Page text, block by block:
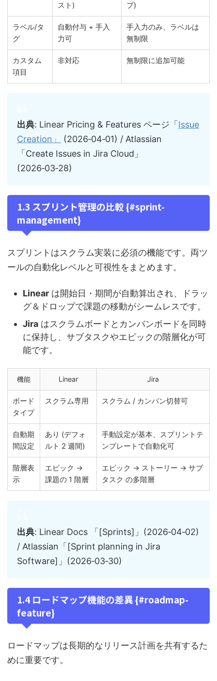
スト)
プ)
ラベル/タ
グ
自動付与 + 手入
力可
手入力のみ、ラベルは
無制限
カスタム
項目
非対応 無制限に追加可能
出典: Linear Pricing & Features ページ「 Issue
Creation」
(2026‑04‑01) / Atlassian
「Create Issues in Jira Cloud」
(2026‑03‑28)
1.3 スプリント管理の比較 {#sprint-
management}
スプリントはスクラム実装に必須の機能です。両ツ
ールの自動化レベルと可視性をまとめます。
Linear は開始日・期間が自動算出され、ドラッ
グ＆ドロップで課題の移動がシームレスです。
Jira はスクラムボードとカンバンボードを同時
に保持し、サブタスクやエピックの階層化が可
能です。
機能 Linear Jira
ボード
タイプ
スクラム専用 スクラム / カンバン切替可
自動期
間設定
あり (デフォ
ルト 2 週間)
手動設定が基本、スプリントテ
ンプレートで自動化可
階層表
示
エピック →
課題の 1 階層
エピック → ストーリー → サブ
タスク の多階層
出典: Linear Docs 「[Sprints]」(2026‑04‑02)
/ Atlassian「[Sprint planning in Jira
Software]」(2026‑03‑30)
1.4 ロードマップ機能の差異 {#roadmap-
feature}
ロードマップは長期的なリリース計画を共有するた
めに重要です。